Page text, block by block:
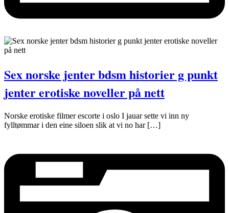
Sex norske jenter bdsm historier g punkt
jenter erotiske noveller på nett
Norske erotiske filmer escorte i oslo I jauar sette vi inn ny
fylltømmar i den eine siloen slik at vi no har […]